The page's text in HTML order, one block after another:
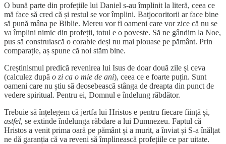
O bună parte din profețiile lui Daniel s-au împlinit la literă, ceea ce
mă face să cred că și restul se vor împlini. Batjocoritorii ar face bine
să pună mâna pe Biblie. Mereu vor fi oameni care vor zice că nu se
va împlini nimic din profeții, totul e o poveste. Să ne gândim la Noe,
pus să construiască o corabie deși nu mai plouase pe pământ. Prin
comparație, aș spune că noi stăm bine.
Creștinismul predică revenirea lui Isus de doar două zile și ceva
(calculez după o zi ca o mie de ani), ceea ce e foarte puțin. Sunt
oameni care nu știu să deosebească stânga de dreapta din punct de
vedere spiritual. Pentru ei, Domnul e îndelung răbdător.
Trebuie să înțelegem că jertfa lui Hristos e pentru fiecare ființă și,
astfel, se extinde îndelunga răbdare a lui Dumnezeu. Faptul că
Hristos a venit prima oară pe pământ și a murit, a înviat și S-a înălțat
ne dă garanția că va reveni să împlinească profețiile ce par uitate.